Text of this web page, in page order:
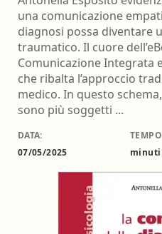
una comunicazione
diagnosi possa diventare
traumatico. Il cuore
Comunicazione Integrata
che ribalta l’approccio
medico. In questo
sono più soggetti ...
DATA:
07/05/2025
minuti